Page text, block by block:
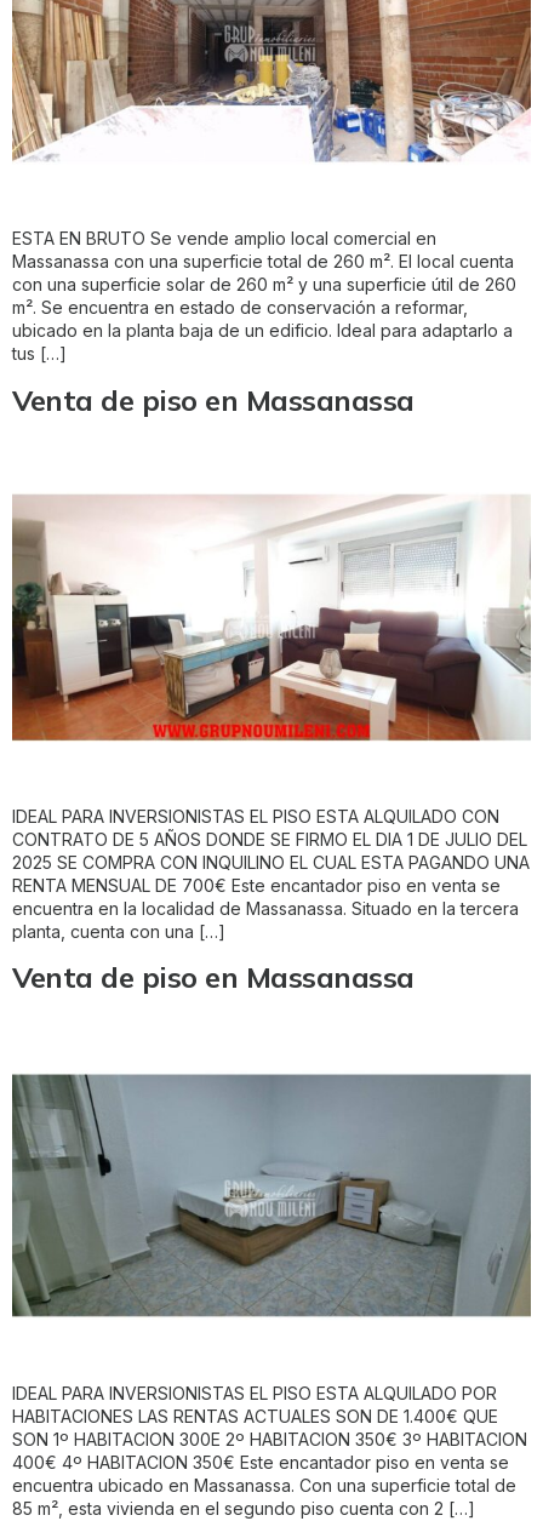
ESTA EN BRUTO Se vende amplio local comercial en
Massanassa con una superficie total de 260 m². El local cuenta
con una superficie solar de 260 m² y una superficie útil de 260
m². Se encuentra en estado de conservación a reformar,
ubicado en la planta baja de un edificio. Ideal para adaptarlo a
tus […]
Venta de piso en Massanassa
IDEAL PARA INVERSIONISTAS EL PISO ESTA ALQUILADO CON
CONTRATO DE 5 AÑOS DONDE SE FIRMO EL DIA 1 DE JULIO DEL
2025 SE COMPRA CON INQUILINO EL CUAL ESTA PAGANDO UNA
RENTA MENSUAL DE 700€ Este encantador piso en venta se
encuentra en la localidad de Massanassa. Situado en la tercera
planta, cuenta con una […]
Venta de piso en Massanassa
IDEAL PARA INVERSIONISTAS EL PISO ESTA ALQUILADO POR
HABITACIONES LAS RENTAS ACTUALES SON DE 1.400€ QUE
SON 1º HABITACION 300E 2º HABITACION 350€ 3º HABITACION
400€ 4º HABITACION 350€ Este encantador piso en venta se
encuentra ubicado en Massanassa. Con una superficie total de
85 m², esta vivienda en el segundo piso cuenta con 2 […]